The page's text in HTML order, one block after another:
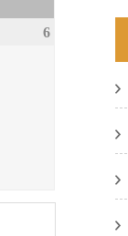
6